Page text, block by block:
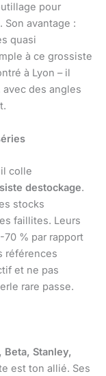
pour
avantage :
quasi
à ce grossiste
à Lyon – il
des angles
colle
destockage.
stocks
faillites. Leurs
% par rapport
références
et ne pas
rare passe.
Beta, Stanley,
est ton allié. Ses